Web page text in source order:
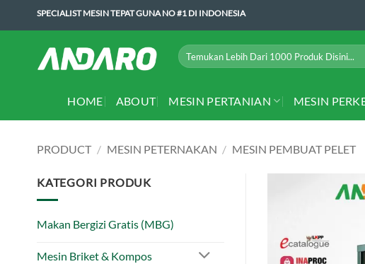
SPECIALIST MESIN TEPAT GUNA NO #1 DI INDONESIA
Search
for:
HOME ABOUT MESIN PERTANIAN MESIN
PRODUCT / MESIN PETERNAKAN / MESIN PEMBUAT PELET
KATEGORI PRODUK
Makan Bergizi Gratis (MBG)
Mesin Briket & Kompos